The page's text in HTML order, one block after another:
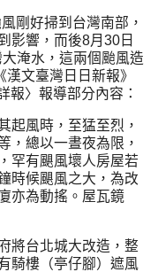
剛好掃到台灣南部，
影響，而後8月30日
淹水，這兩個颱風造
文臺灣日日新報》
報〉報導部分內容：
起風時，至猛至烈，
，總以一晝夜為限，
罕有颶風壞人房屋若
時候颶風之大，為改
亦為動搖。屋瓦鏡
將台北城大改造，整
騎樓（亭仔腳）遮風